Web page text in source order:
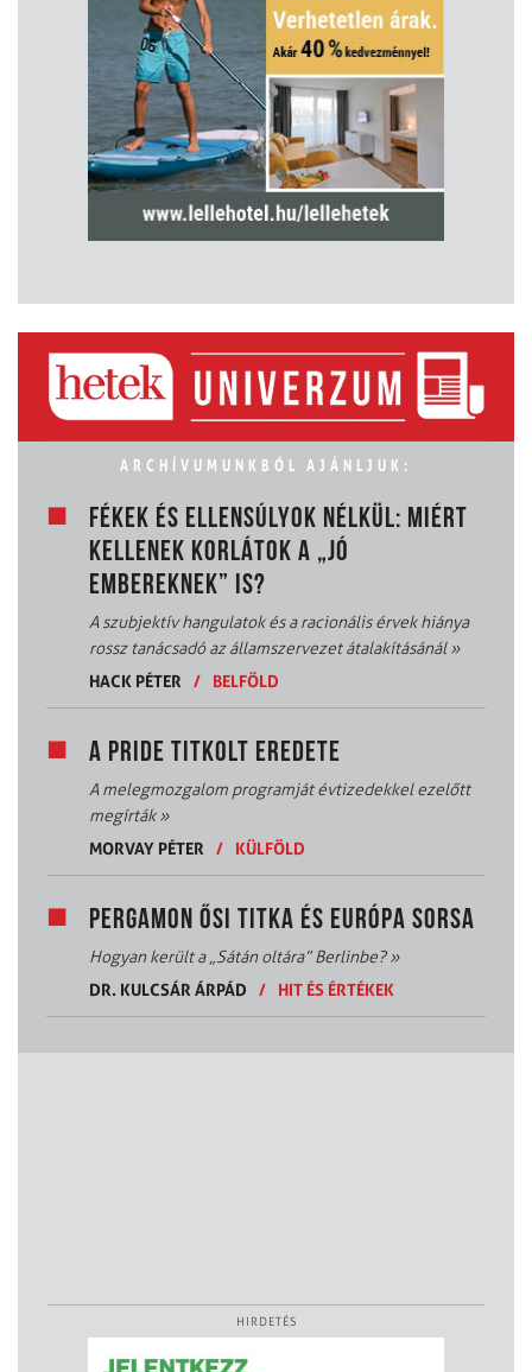
ARCHÍVUMUNKBÓL AJÁNLJUK:
FÉKEK ÉS ELLENSÚLYOK NÉLKÜL: MIÉRT
KELLENEK KORLÁTOK A „JÓ
EMBEREKNEK” IS?
A szubjektív hangulatok és a racionális érvek hiánya
rossz tanácsadó az államszervezet átalakításánál»
HACK PÉTER
/ BELFÖLD
A PRIDE TITKOLT EREDETE
A melegmozgalom programját évtizedekkel ezelőtt
megírták»
MORVAY PÉTER
/ KÜLFÖLD
PERGAMON ŐSI TITKA ÉS EURÓPA SORSA
Hogyan került a „Sátán oltára” Berlinbe?»
DR. KULCSÁR ÁRPÁD
/ HIT ÉS ÉRTÉKEK
HIRDETÉS